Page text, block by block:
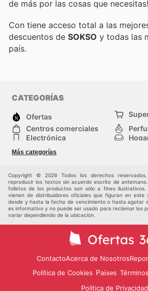
de más por las cosas que necesitas!
Con tiene acceso total a las
descuentos de SOKSO y todas las
país.
CATEGORÍAS
Ofertas
Centros comerciales
Electrónica
Deporte
Moda
Más categorías
Copyright © 2026 Todos los derechos
reproducir los textos sin acuerdo escrito de
folletos de los productos son sólo a fines
vienen de distribuidores oficiales que figuran en este
desde y hasta la fecha de vencimiento o hasta agotar
es informativo y no puede ser usado para reclamar los
variar dependiendo de la ubicación.
ContactoAcerca de Nosotros
Política de Cookies Países
Política de Privacidad